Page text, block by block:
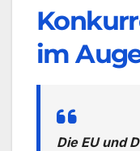
im
Die EU und